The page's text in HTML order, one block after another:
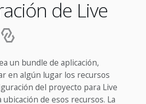
de Live
un bundle de aplicación,
en algún lugar los recursos
del proyecto para Live
de esos recursos. La